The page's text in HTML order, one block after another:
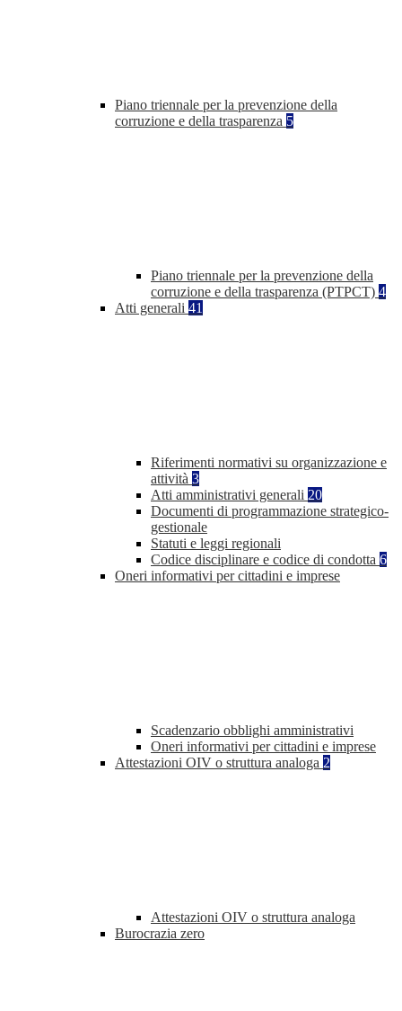
Piano triennale per la prevenzione della
corruzione e della trasparenza 5
Piano triennale per la prevenzione della
corruzione e della trasparenza (PTPCT) 4
Atti generali 41
Riferimenti normativi su organizzazione e
attività 3
Atti amministrativi generali 20
Documenti di programmazione strategico-
gestionale
Statuti e leggi regionali
Codice disciplinare e codice di condotta 6
Oneri informativi per cittadini e imprese
Scadenzario obblighi amministrativi
Oneri informativi per cittadini e imprese
Attestazioni OIV o struttura analoga 2
Attestazioni OIV o struttura analoga
Burocrazia zero